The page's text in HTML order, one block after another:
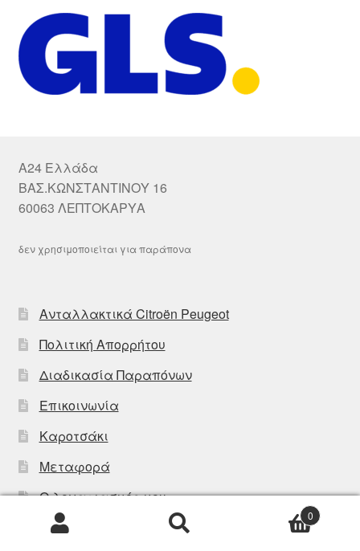
A24 Ελλάδα
ΒΑΣ.ΚΩΝΣΤΑΝΤΙΝΟΥ 16
60063 ΛΕΠΤΟΚΑΡΥΑ
δεν χρησιμοποιείται για παράπονα
Ανταλλακτικά Citroën Peugeot
Πολιτική Απορρήτου
Διαδικασία Παραπόνων
Επικοινωνία
Καροτσάκι
Μεταφορά
Ο λογαριασμός μου
Ολοκλήρωση αγοράς
Αναζήτηση
Αναζήτηση
0